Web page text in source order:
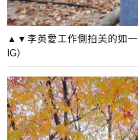
▲▼李英愛工作側拍美的如
IG）